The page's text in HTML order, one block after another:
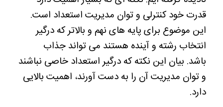
قدرت خود کنترلی و توان مدیریت استعداد است.
این موضوع برای پایه های نهم و بالاتر که درگیر
انتخاب رشته و آینده هستند می تواند جذاب
باشد. بیان این نکته که درگیر استعداد خاصی نباشند
و توان مدیریت آن را به دست آورند، اهمیت بالایی
دارد.